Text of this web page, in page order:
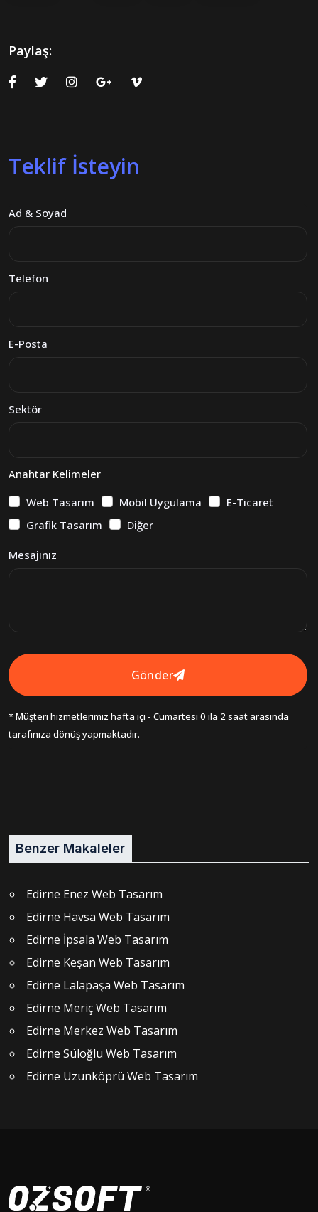
Paylaş:
Teklif İsteyin
Ad & Soyad
Telefon
E-Posta
Sektör
Anahtar Kelimeler
Web Tasarım
Mobil Uygulama
E-Ticaret
Grafik Tasarım
Diğer
Mesajınız
Gönder
* Müşteri hizmetlerimiz hafta içi - Cumartesi 0 ila 2 saat arasında
tarafınıza dönüş yapmaktadır.
Benzer Makaleler
Edirne Enez Web Tasarım
Edirne Havsa Web Tasarım
Edirne İpsala Web Tasarım
Edirne Keşan Web Tasarım
Edirne Lalapaşa Web Tasarım
Edirne Meriç Web Tasarım
Edirne Merkez Web Tasarım
Edirne Süloğlu Web Tasarım
Edirne Uzunköprü Web Tasarım